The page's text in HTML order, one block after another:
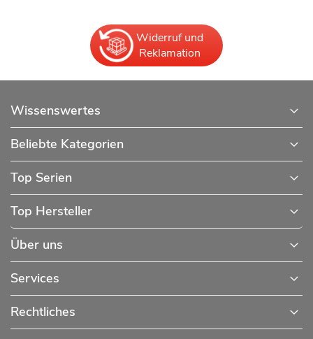
Widerruf und
Reklamation
Wissenswertes
Beliebte Kategorien
Top Serien
Top Hersteller
Über uns
Services
Rechtliches